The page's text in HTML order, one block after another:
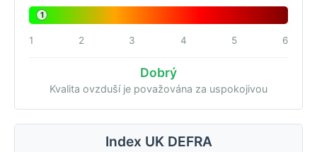
1
1 2 3 4 5 6
Dobrý
Kvalita ovzduší je považována za uspokojivou
Index UK DEFRA